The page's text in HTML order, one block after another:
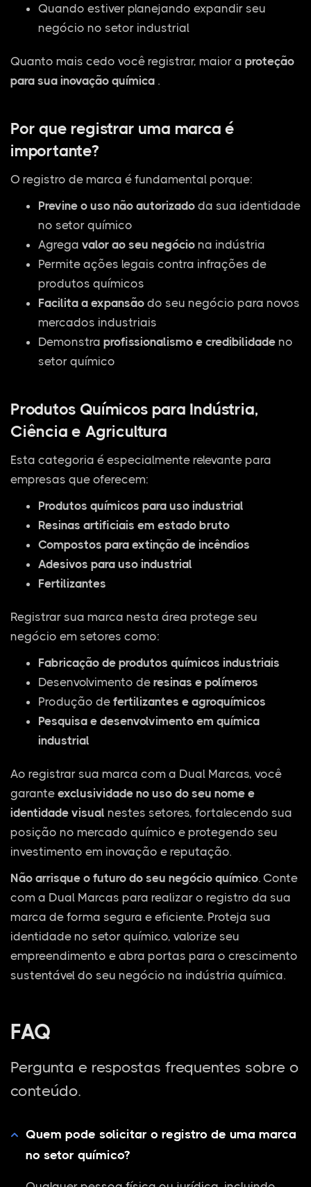
Quando estiver planejando expandir seu
negócio no setor industrial
Quanto mais cedo você registrar, maior a proteção
para sua inovação química .
Por que registrar uma marca é
importante?
O registro de marca é fundamental porque:
Previne o uso não autorizado da sua identidade
no setor químico
Agrega valor ao seu negócio na indústria
Permite ações legais contra infrações de
produtos químicos
Facilita a expansão do seu negócio para novos
mercados industriais
Demonstra profissionalismo e credibilidade no
setor químico
Produtos Químicos para Indústria,
Ciência e Agricultura
Esta categoria é especialmente relevante para
empresas que oferecem:
Produtos químicos para uso industrial
Resinas artificiais em estado bruto
Compostos para extinção de incêndios
Adesivos para uso industrial
Fertilizantes
Registrar sua marca nesta área protege seu
negócio em setores como:
Fabricação de produtos químicos industriais
Desenvolvimento de resinas e polímeros
Produção de fertilizantes e agroquímicos
Pesquisa e desenvolvimento em química
industrial
Ao registrar sua marca com a Dual Marcas, você
garante exclusividade no uso do seu nome e
identidade visual nestes setores, fortalecendo sua
posição no mercado químico e protegendo seu
investimento em inovação e reputação.
Não arrisque o futuro do seu negócio químico. Conte
com a Dual Marcas para realizar o registro da sua
marca de forma segura e eficiente. Proteja sua
identidade no setor químico, valorize seu
empreendimento e abra portas para o crescimento
sustentável do seu negócio na indústria química.
FAQ
Pergunta e respostas frequentes sobre o
conteúdo.
Quem pode solicitar o registro de uma marca
no setor químico?